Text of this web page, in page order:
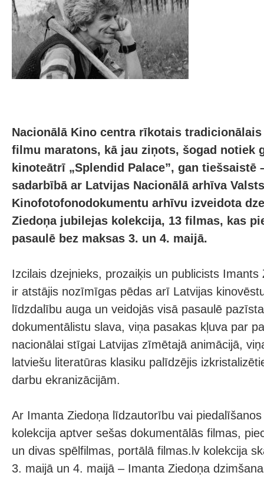
Nacionālā Kino centra rīkotais
filmu maratons, kā jau ziņots, šogad notiek
kinoteātrī „Splendid Palace”, gan tiešsaistē
sadarbībā ar Latvijas Nacionālā arhīva Valsts
Kinofotofonodokumentu arhīvu izveidota
Ziedoņa jubilejas kolekcija, 13 filmas, kas
pasaulē bez maksas 3. un 4. maijā.
Izcilais dzejnieks, prozaiķis un publicists Imants
ir atstājis nozīmīgas pēdas arī Latvijas
līdzdalību auga un veidojās visā pasaulē
dokumentālistu slava, viņa pasakas kļuva par
nacionālai stīgai Latvijas zīmētajā animācijā,
latviešu literatūras klasiku palīdzējis
darbu ekranizācijām.
Ar Imanta Ziedoņa līdzautorību vai
kolekcija aptver sešas dokumentālās filmas,
un divas spēlfilmas, portālā filmas.lv kolekcija
3. maijā un 4. maijā – Imanta Ziedoņa